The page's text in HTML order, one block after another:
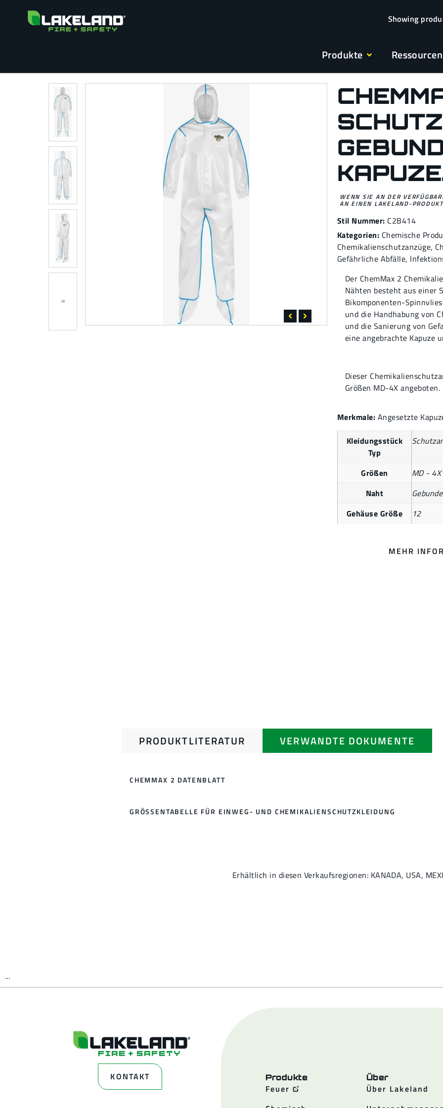
Produkte Ressourcen
WENN SIE AN DER
AN EINEN LAKELAND-
Stil Nummer: C2B414
Kategorien: Chemische
Chemikalienschutzanzüge,
Gefährliche Abfälle,
Der ChemMax 2
Nähten besteht aus einer
Bikomponenten-
und die Handhabung von
und die Sanierung von
eine angebrachte Kapuze
Dieser
Größen MD-4X angeboten.
Merkmale: Angesetzte
Kleidungsstück
Typ
Größen
MD - 4X
Naht
Gehäuse Größe
12
MEHR
PRODUKTLITERATUR VERWANDTE DOKUMENTE
CHEMMAX 2 DATENBLATT
GRÖSSENTABELLE FÜR EINWEG- UND CHEMIKALIENSCHUTZKLEIDUNG
Erhältlich in diesen Verkaufsregionen: KANADA, USA,
...
KONTAKT Produkte
Feuer
Über
Über Lakeland